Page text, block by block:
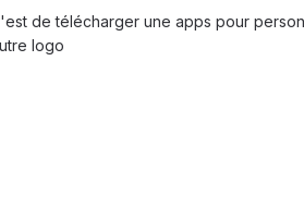
de télécharger une apps pour
logo